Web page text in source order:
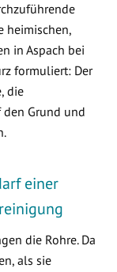
heimischen,
in Aspach bei
formuliert: Der
die
Grund und
einer
die Rohre. Da
als sie